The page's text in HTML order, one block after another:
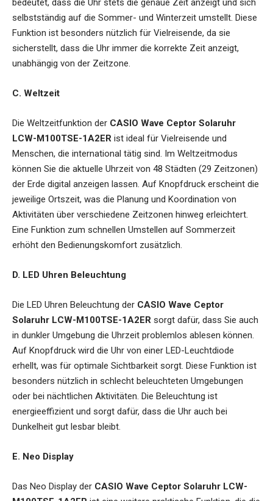
selbstständig auf die Sommer- und Winterzeit umstellt. Diese
Funktion ist besonders nützlich für Vielreisende, da sie
sicherstellt, dass die Uhr immer die korrekte Zeit anzeigt,
unabhängig von der Zeitzone.
C. Weltzeit
Die Weltzeitfunktion der CASIO Wave Ceptor Solaruhr
LCW-M100TSE-1A2ER ist ideal für Vielreisende und
Menschen, die international tätig sind. Im Weltzeitmodus
können Sie die aktuelle Uhrzeit von 48 Städten (29 Zeitzonen)
der Erde digital anzeigen lassen. Auf Knopfdruck erscheint die
jeweilige Ortszeit, was die Planung und Koordination von
Aktivitäten über verschiedene Zeitzonen hinweg erleichtert.
Eine Funktion zum schnellen Umstellen auf Sommerzeit
erhöht den Bedienungskomfort zusätzlich.
D. LED Uhren Beleuchtung
Die LED Uhren Beleuchtung der CASIO Wave Ceptor
Solaruhr LCW-M100TSE-1A2ER sorgt dafür, dass Sie auch
in dunkler Umgebung die Uhrzeit problemlos ablesen können.
Auf Knopfdruck wird die Uhr von einer LED-Leuchtdiode
erhellt, was für optimale Sichtbarkeit sorgt. Diese Funktion ist
besonders nützlich in schlecht beleuchteten Umgebungen
oder bei nächtlichen Aktivitäten. Die Beleuchtung ist
energieeffizient und sorgt dafür, dass die Uhr auch bei
Dunkelheit gut lesbar bleibt.
E. Neo Display
Das Neo Display der CASIO Wave Ceptor Solaruhr LCW-